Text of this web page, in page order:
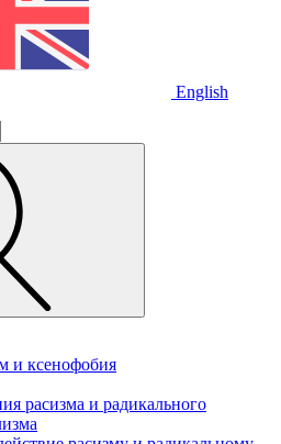
English
и ксенофобия
расизма и радикального